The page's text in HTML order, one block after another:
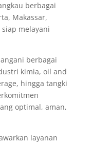
berbagai
Makassar,
melayani
berbagai
kimia, oil and
hingga tangki
optimal, aman,
layanan